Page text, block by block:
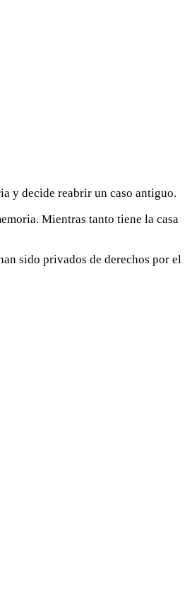
y decide reabrir un caso antiguo.
Mientras tanto tiene la casa
sido privados de derechos por el